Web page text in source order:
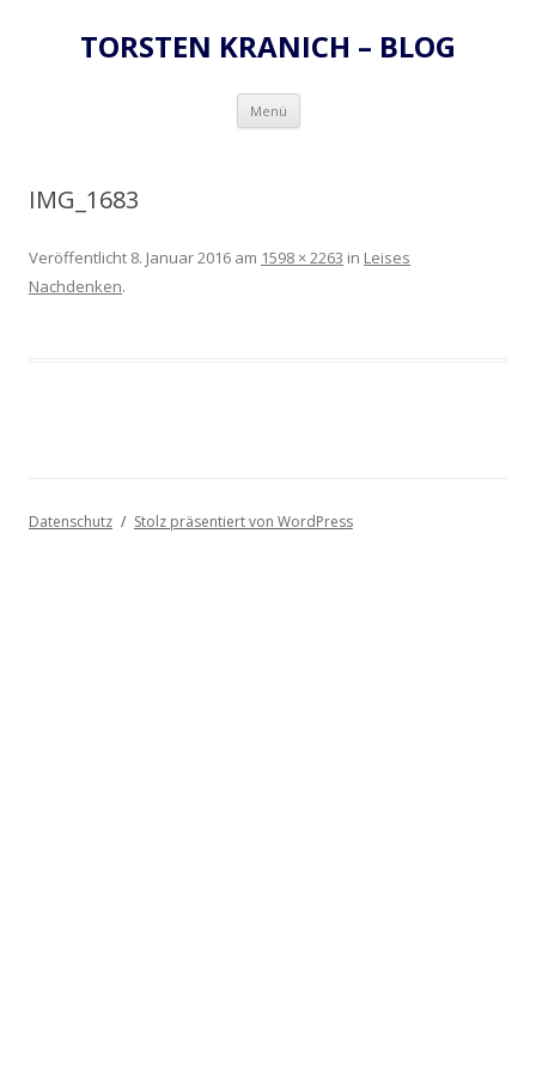
TORSTEN KRANICH – BLOG
Menü Zum
springen
IMG_1683
Veröffentlicht 8. Januar 2016 am 1598 × 2263 in Leises
Nachdenken.
Datenschutz Stolz präsentiert von WordPress